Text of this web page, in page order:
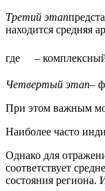
Третий этап
находится средняя
где –
Четвертый этап–
При этом важным
Наиболее часто
Однако для
соответствует
состояния региона.